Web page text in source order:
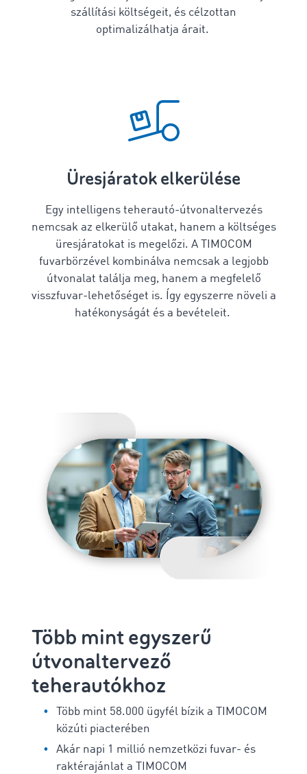
szállítási költségeit, és célzottan
optimalizálhatja árait.
Üresjáratok elkerülése
Egy intelligens teherautó-útvonaltervezés
nemcsak az elkerülő utakat, hanem a költséges
üresjáratokat is megelőzi. A TIMOCOM
fuvarbörzével kombinálva nemcsak a legjobb
útvonalat találja meg, hanem a megfelelő
visszfuvar-lehetőséget is. Így egyszerre növeli a
hatékonyságát és a bevételeit.
Több mint egyszerű
útvonaltervező
teherautókhoz
Több mint 58.000 ügyfél bízik a TIMOCOM
közúti piacterében
Akár napi 1 millió nemzetközi fuvar- és
raktérajánlat a TIMOCOM